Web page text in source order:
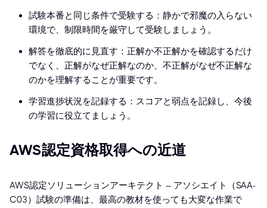
試験本番と同じ条件で受験する：静かで邪魔の入らない
環境で、制限時間を厳守して受験しましょう。
解答を徹底的に見直す：正解か不正解かを確認するだけ
でなく、正解がなぜ正解なのか、不正解がなぜ不正解な
のかを理解することが重要です。
学習進捗状況を記録する：スコアと弱点を記録し、今後
の学習に役立てましょう。
AWS認定資格取得への近道
AWS認定ソリューションアーキテクト – アソシエイト（SAA-
C03）試験の準備は、最高の教材を使っても大変な作業で